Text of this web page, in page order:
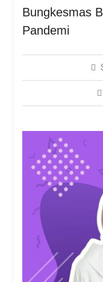
Kotaku
Sosialisasi
Bungkesmas
Pandemi